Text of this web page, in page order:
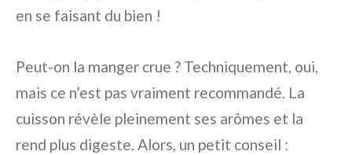
en se faisant du bien !
Peut-on la manger crue ? Techniquement, oui,
mais ce n’est pas vraiment recommandé. La
cuisson révèle pleinement ses arômes et la
rend plus digeste. Alors, un petit conseil :